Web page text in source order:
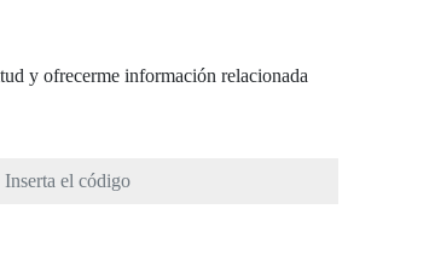
y ofrecerme información relacionada